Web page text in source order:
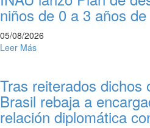
niños de 0 a 3 años
05/08/2026
Leer Más
Tras reiterados dichos
Brasil rebaja a
relación diplomática